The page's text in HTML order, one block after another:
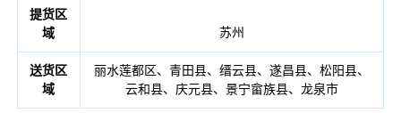
提货区
域
苏州
送货区
域
丽水莲都区、青田县、缙云县、遂昌县、松阳县、
云和县、庆元县、景宁畲族县、龙泉市